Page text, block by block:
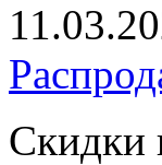
Скидки